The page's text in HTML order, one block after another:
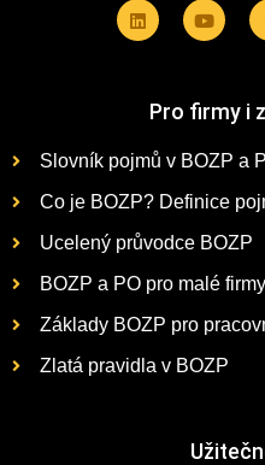
Pro firmy i
Slovník pojmů v BOZP a
Co je BOZP? Definice
Ucelený průvodce BOZP
BOZP a PO pro malé firmy
Základy BOZP pro
Zlatá pravidla v BOZP